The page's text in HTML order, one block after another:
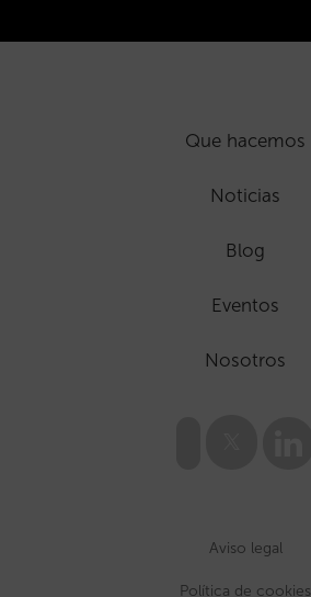
Que hacemos
Noticias
Blog
Eventos
Nosotros
Aviso legal
Política de cookies